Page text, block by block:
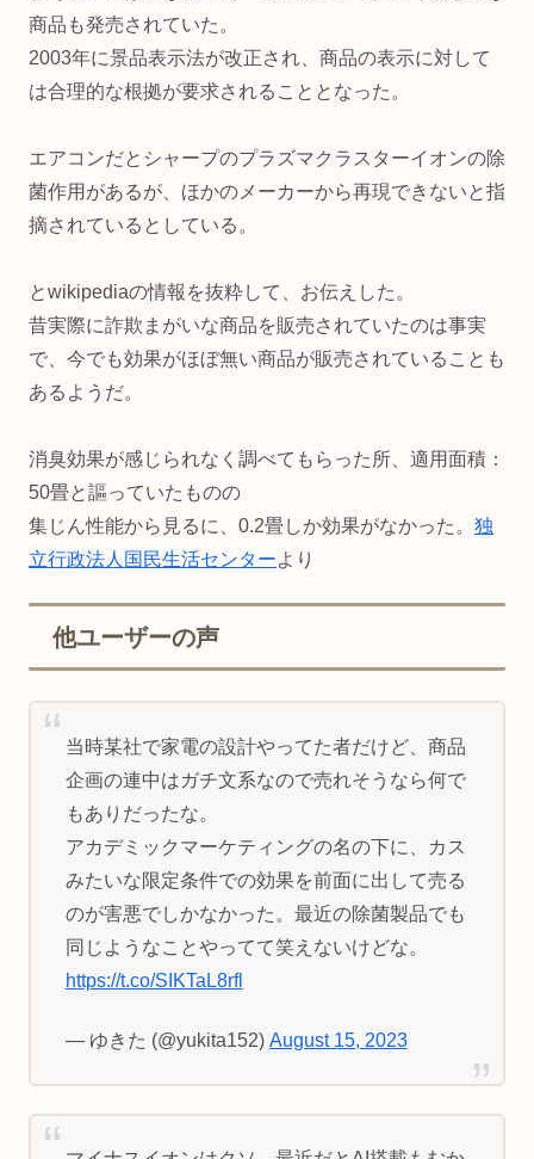
商品も発売されていた。
2003年に景品表示法が改正され、商品の表示に対して
は合理的な根拠が要求されることとなった。
エアコンだとシャープのプラズマクラスターイオンの除
菌作用があるが、ほかのメーカーから再現できないと指
摘されているとしている。
とwikipediaの情報を抜粋して、お伝えした。
昔実際に詐欺まがいな商品を販売されていたのは事実
で、今でも効果がほぼ無い商品が販売されていることも
あるようだ。
消臭効果が感じられなく調べてもらった所、適用面積：
50畳と謳っていたものの
集じん性能から見るに、0.2畳しか効果がなかった。 独
立行政法人国民生活センターより
他ユーザーの声
当時某社で家電の設計やってた者だけど、商品
企画の連中はガチ文系なので売れそうなら何で
もありだったな。
アカデミックマーケティングの名の下に、カス
みたいな限定条件での効果を前面に出して売る
のが害悪でしかなかった。最近の除菌製品でも
同じようなことやってて笑えないけどな。
https://t.co/SIKTaL8rfl
— ゆきた (@yukita152) August 15, 2023